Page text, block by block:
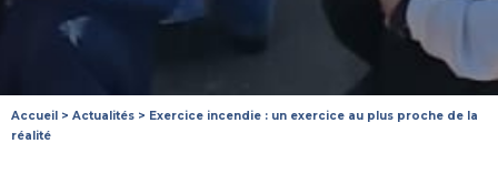
Accueil > Actualités > Exercice incendie : un exercice au plus proche de la
réalité